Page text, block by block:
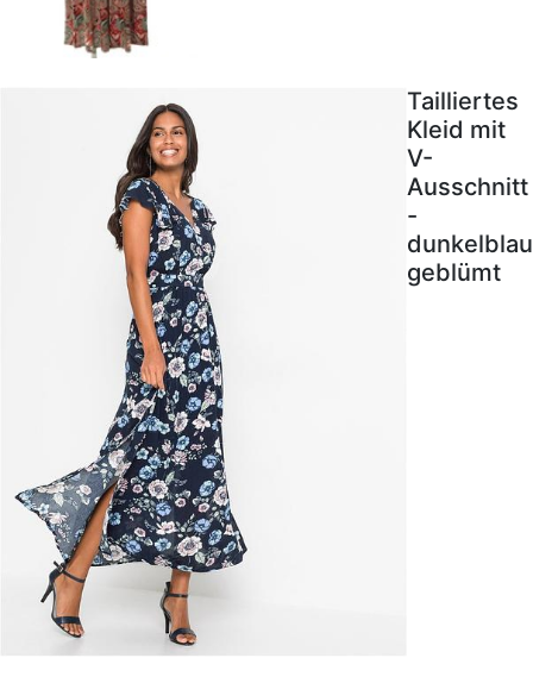
Tailliertes
Kleid mit
V-
Ausschnitt
-
dunkelblau
geblümt